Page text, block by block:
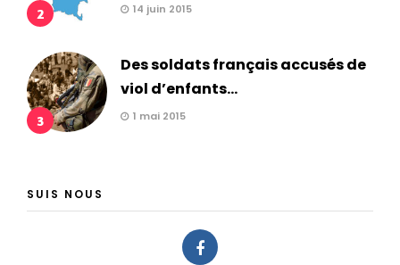
2 14 juin 2015
3
Des soldats français accusés de
viol d’enfants...
1 mai 2015
SUIS NOUS